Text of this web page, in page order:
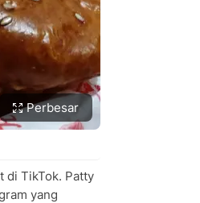
Perbesar
di TikTok. Patty
yang